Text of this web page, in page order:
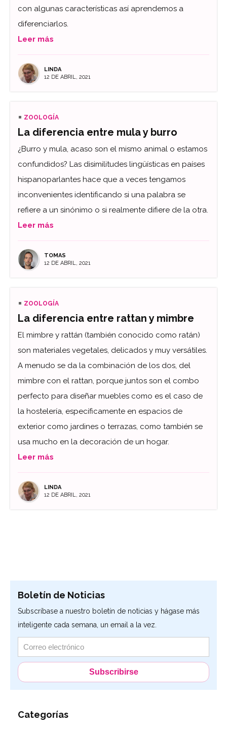
con algunas características así aprendemos a
diferenciarlos.
Leer más
LINDA
12 DE ABRIL, 2021
ZOOLOGÍA
La diferencia entre mula y burro
¿Burro y mula, acaso son el mismo animal o estamos
confundidos? Las disimilitudes lingüísticas en países
hispanoparlantes hace que a veces tengamos
inconvenientes identificando si una palabra se
refiere a un sinónimo o si realmente difiere de la otra.
Leer más
TOMAS
12 DE ABRIL, 2021
ZOOLOGÍA
La diferencia entre rattan y mimbre
El mimbre y rattán (también conocido como ratán)
son materiales vegetales, delicados y muy versátiles.
A menudo se da la combinación de los dos, del
mimbre con el rattan, porque juntos son el combo
perfecto para diseñar muebles como es el caso de
la hostelería, específicamente en espacios de
exterior como jardines o terrazas, como también se
usa mucho en la decoración de un hogar.
Leer más
LINDA
12 DE ABRIL, 2021
Boletín de Noticias
Subscríbase a nuestro boletín de noticias y hágase más
inteligente cada semana, un email a la vez.
Categorías